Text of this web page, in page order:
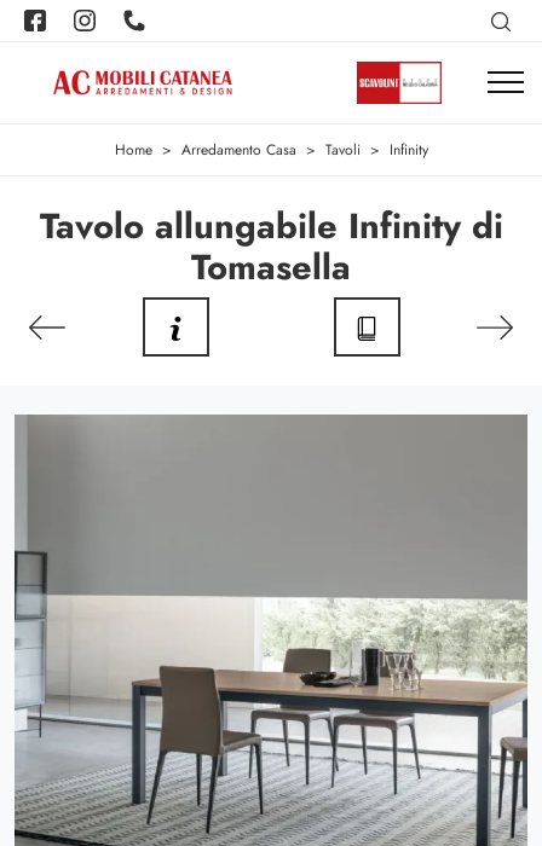
Home > Arredamento Casa > Tavoli > Infinity
Tavolo allungabile Infinity di
Tomasella